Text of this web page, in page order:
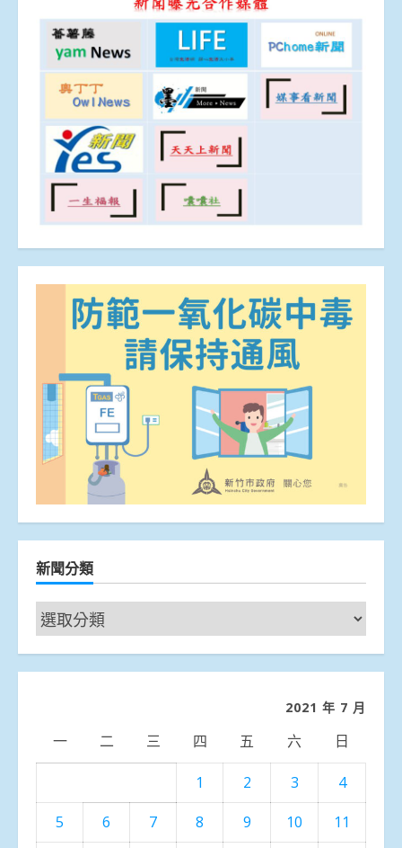
新聞分類
新
聞
分
2021 年 7 月
一 二 三 四 五 六 日
1 2 3
4
5
6 7 8 9 10 11